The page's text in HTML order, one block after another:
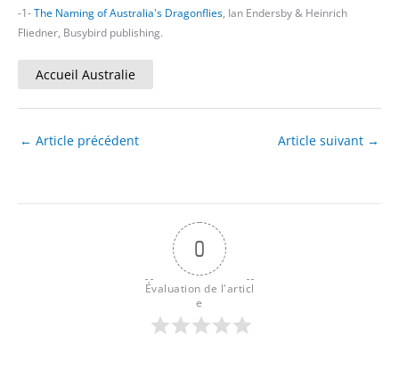
-1-The Naming of Australia's Dragonflies, Ian Endersby & Heinrich
Fliedner, Busybird publishing.
Accueil Australie
← Article précédent Article suivant →
0
Évaluation de l'articl
e